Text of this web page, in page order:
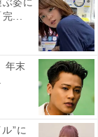
ぶ姿に
完...
年末
”に